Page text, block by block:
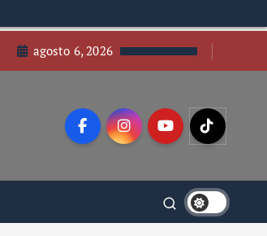
agosto 6, 2026